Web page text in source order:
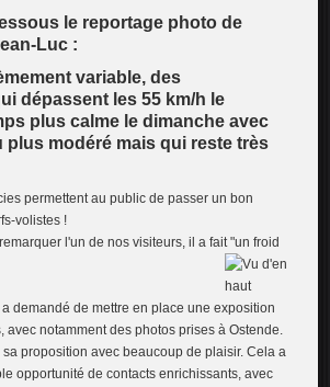
le reportage photo de
Luc :
variable, des
dépassent les 55 km/h le
plus calme le dimanche avec
plus modéré mais qui reste très
permettent au public de passer un bon
volistes !
l'un de nos visiteurs, il a fait "un froid
demandé de mettre en place une exposition
avec notamment des photos prises à Ostende.
sa proposition avec beaucoup de plaisir. Cela a
opportunité de contacts enrichissants, avec